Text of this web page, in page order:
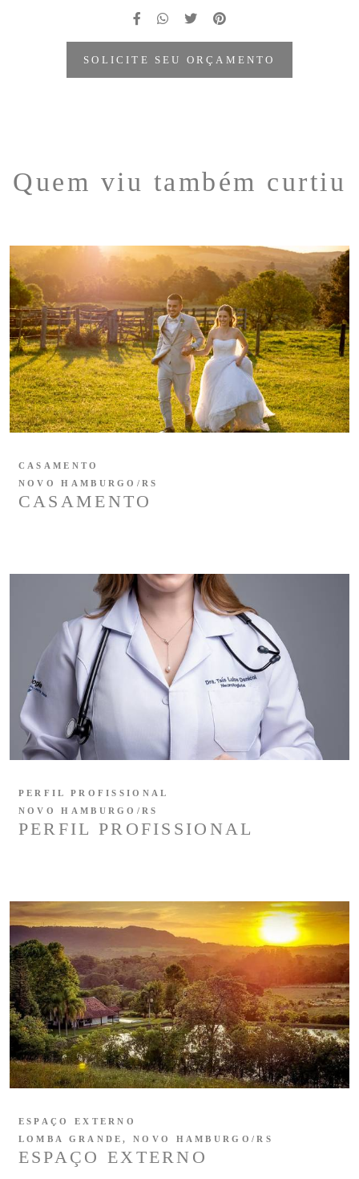
SOLICITE SEU ORÇAMENTO
Quem viu também curtiu
CASAMENTO
CASAMENTO
NOVO HAMBURGO/RS
PERFIL PROFISSIONAL
PERFIL PROFISSIONAL
NOVO HAMBURGO/RS
ESPAÇO EXTERNO
ESPAÇO EXTERNO
LOMBA GRANDE, NOVO HAMBURGO/RS